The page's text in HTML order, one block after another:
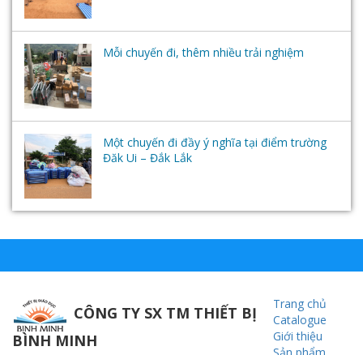
Mỗi chuyến đi, thêm nhiều trải nghiệm
Một chuyến đi đầy ý nghĩa tại điểm trường
Đăk Ui – Đắk Lắk
CÔNG TY SX TM THIẾT BỊ
BÌNH MINH
Trang chủ
Catalogue
Giới thiệu